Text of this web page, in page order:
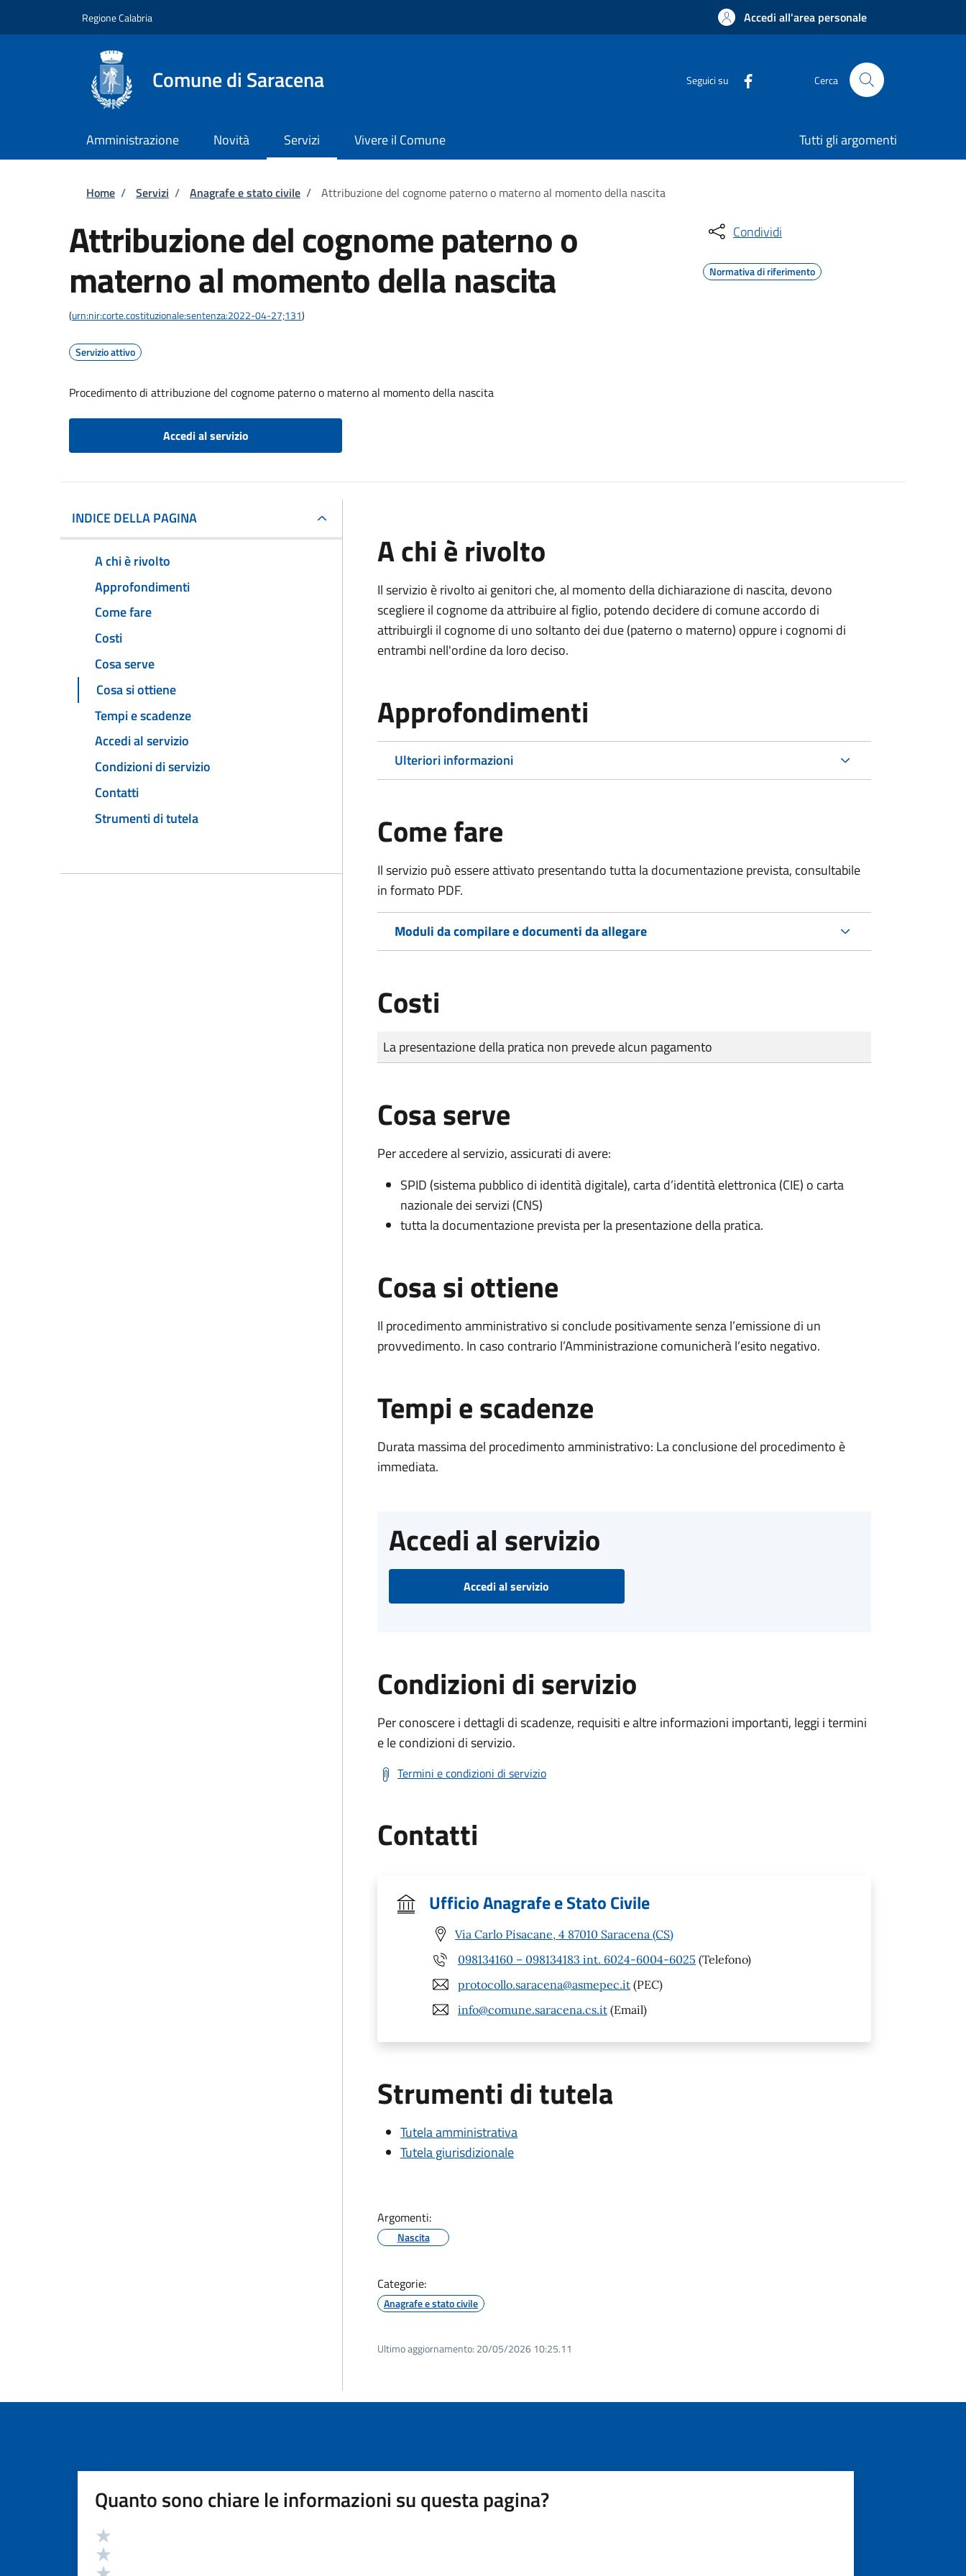
Regione Calabria Accedi all'area personale
Comune di Saracena Seguici su Cerca
Amministrazione Novità Servizi Vivere il Comune Tutti gli argomenti
Briciole di pane
Home / Servizi / Anagrafe e stato civile / Attribuzione del cognome paterno o materno al momento della nascita
Attribuzione del cognome paterno o
materno al momento della nascita
(urn:nir:corte.costituzionale:sentenza:2022-04-27;131)
Servizio attivo
Procedimento di attribuzione del cognome paterno o materno al momento della nascita
Accedi al servizio
Condividi
Normativa di riferimento
INDICE DELLA PAGINA
A chi è rivolto
Approfondimenti
Come fare
Costi
Cosa serve
Cosa si ottiene
Tempi e scadenze
Accedi al servizio
Condizioni di servizio
Contatti
Strumenti di tutela
A chi è rivolto
Il servizio è rivolto ai genitori che, al momento della dichiarazione di nascita, devono
scegliere il cognome da attribuire al figlio, potendo decidere di comune accordo di
attribuirgli il cognome di uno soltanto dei due (paterno o materno) oppure i cognomi di
entrambi nell'ordine da loro deciso.
Approfondimenti
Ulteriori informazioni
Come fare
Il servizio può essere attivato presentando tutta la documentazione prevista, consultabile
in formato PDF.
Moduli da compilare e documenti da allegare
Costi
Tipo di pagamento
Importo
La presentazione della pratica non prevede alcun pagamento
Cosa serve
Per accedere al servizio, assicurati di avere:
SPID (sistema pubblico di identità digitale), carta d’identità elettronica (CIE) o carta
nazionale dei servizi (CNS)
tutta la documentazione prevista per la presentazione della pratica.
Cosa si ottiene
Il procedimento amministrativo si conclude positivamente senza l’emissione di un
provvedimento. In caso contrario l’Amministrazione comunicherà l’esito negativo.
Tempi e scadenze
Durata massima del procedimento amministrativo: La conclusione del procedimento è
immediata.
Accedi al servizio
Accedi al servizio
Condizioni di servizio
Per conoscere i dettagli di scadenze, requisiti e altre informazioni importanti, leggi i termini
e le condizioni di servizio.
Termini e condizioni di servizio
Contatti
Ufficio Anagrafe e Stato Civile
Via Carlo Pisacane, 4 87010 Saracena (CS)
098134160 – 098134183 int. 6024-6004-6025 (Telefono)
protocollo.saracena@asmepec.it (PEC)
info@comune.saracena.cs.it (Email)
Strumenti di tutela
Tutela amministrativa
Tutela giurisdizionale
Argomenti:
Nascita
Categorie:
Anagrafe e stato civile
Ultimo aggiornamento: 20/05/2026 10:25.11
Quanto sono chiare le informazioni su questa pagina?
Valutazione